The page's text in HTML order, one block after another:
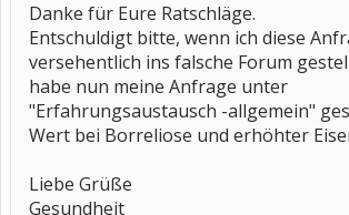
Danke für Eure Ratschläge.
Entschuldigt bitte, wenn ich diese
versehentlich ins falsche Forum
habe nun meine Anfrage unter
"Erfahrungsaustausch -allgemein"
Wert bei Borreliose und erhöhter
Liebe Grüße
Gesundheit